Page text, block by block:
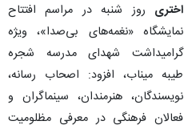
اختری روز شنبه در مراسم افتتاح
نمایشگاه «نغمه‌های بی‌صدا»، ویژه
گرامیداشت شهدای مدرسه شجره
طیبه میناب، افزود: اصحاب رسانه،
نویسندگان، هنرمندان، سینماگران و
فعالان فرهنگی در معرفی مظلومیت